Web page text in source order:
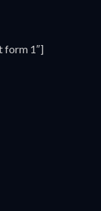
form 1″]